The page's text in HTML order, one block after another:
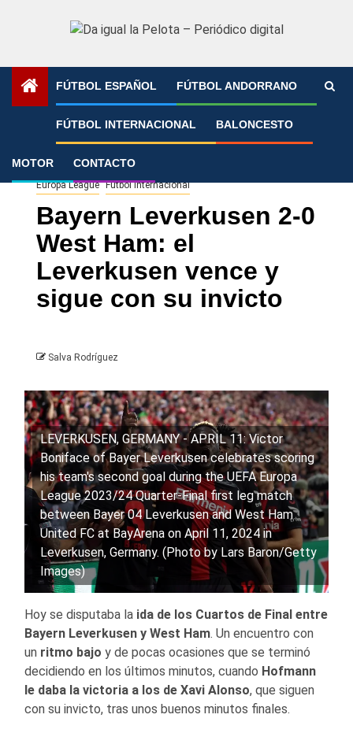
FÚTBOL ESPAÑOL FÚTBOL ANDORRANO
FÚTBOL INTERNACIONAL BALONCESTO
MOTOR CONTACTO
»
Europa League Fútbol Internacional
Bayern Leverkusen 2-0
West Ham: el
Leverkusen vence y
sigue con su invicto
Salva Rodríguez
LEVERKUSEN, GERMANY - APRIL 11: Victor
Boniface of Bayer Leverkusen celebrates scoring
his team's second goal during the UEFA Europa
League 2023/24 Quarter-Final first leg match
between Bayer 04 Leverkusen and West Ham
United FC at BayArena on April 11, 2024 in
Leverkusen, Germany. (Photo by Lars Baron/Getty
Images)
Hoy se disputaba la ida de los Cuartos de Final entre
Bayern Leverkusen y West Ham. Un encuentro con
un ritmo bajo y de pocas ocasiones que se terminó
decidiendo en los últimos minutos, cuando Hofmann
le daba la victoria a los de Xavi Alonso, que siguen
con su invicto, tras unos buenos minutos finales.